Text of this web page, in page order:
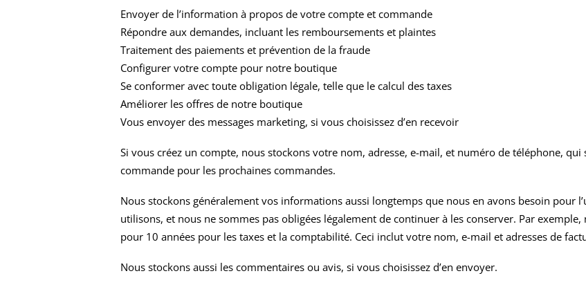
Envoyer de l’information à propos de votre compte et commande
Répondre aux demandes, incluant les remboursements et plaintes
Traitement des paiements et prévention de la fraude
Configurer votre compte pour notre boutique
Se conformer avec toute obligation légale, telle que le calcul des taxes
Améliorer les offres de notre boutique
Vous envoyer des messages marketing, si vous choisissez d’en recevoir
Si vous créez un compte, nous stockons votre nom, adresse, e-mail, et numéro de téléphone,
commande pour les prochaines commandes.
Nous stockons généralement vos informations aussi longtemps que nous en avons besoin pour
utilisons, et nous ne sommes pas obligées légalement de continuer à les conserver. Par
pour 10 années pour les taxes et la comptabilité. Ceci inclut votre nom, e-mail et adresses de
Nous stockons aussi les commentaires ou avis, si vous choisissez d’en envoyer.